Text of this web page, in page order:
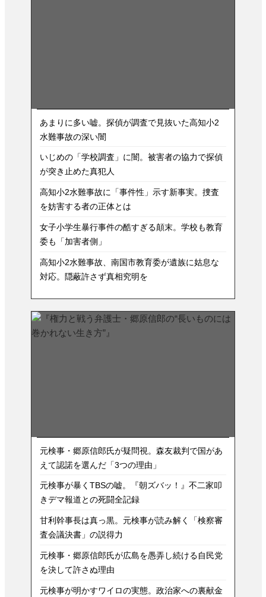
あまりに多い嘘。探偵が調査で見抜いた高知小2
水難事故の深い闇
いじめの「学校調査」に闇。被害者の協力で探偵
が突き止めた真犯人
高知小2水難事故に「事件性」示す新事実。捜査
を妨害する者の正体とは
女子小学生暴行事件の酷すぎる顛末。学校も教育
委も「加害者側」
高知小2水難事故、南国市教育委が遺族に姑息な
対応。隠蔽許さず真相究明を
元検事・郷原信郎氏が疑問視。森友裁判で国があ
えて認諾を選んだ「3つの理由」
元検事が暴くTBSの嘘。『朝ズバッ！』不二家叩
きデマ報道との死闘全記録
甘利幹事長は真っ黒。元検事が読み解く「検察審
査会議決書」の説得力
元検事・郷原信郎氏が広島を愚弄し続ける自民党
を決して許さぬ理由
元検事が明かすワイロの実態。政治家への裏献金